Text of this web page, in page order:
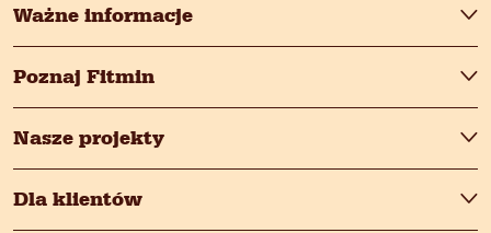
Ważne informacje
Poznaj Fitmin
Nasze projekty
Dla klientów